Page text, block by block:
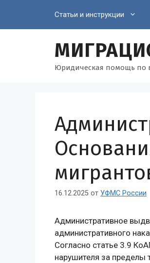
содержимому
Статьи и инструкции
Юридическая помощь по
16.12.2025 от УФМС России
Административное
административного
Согласно статье 3.9
нарушителя за пределы